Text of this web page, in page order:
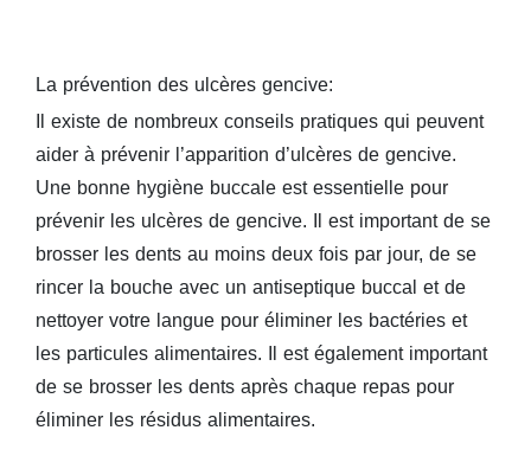
La prévention des ulcères gencive:
Il existe de nombreux conseils pratiques qui peuvent
aider à prévenir l’apparition d’ulcères de gencive.
Une bonne hygiène buccale est essentielle pour
prévenir les ulcères de gencive. Il est important de se
brosser les dents au moins deux fois par jour, de se
rincer la bouche avec un antiseptique buccal et de
nettoyer votre langue pour éliminer les bactéries et
les particules alimentaires. Il est également important
de se brosser les dents après chaque repas pour
éliminer les résidus alimentaires.